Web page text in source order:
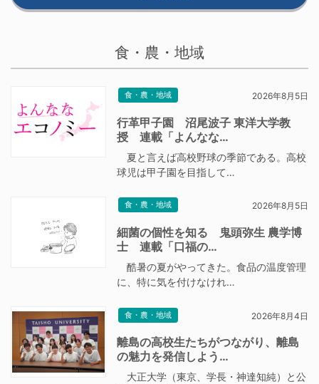
食・農・地域
食・農・地域 2026年8月5日
行革甲子園 沼尾波子 東洋大学教
授 連載「よんなな…
夏と言えば高校野球の季節である。高校
球児は甲子園を目指して…
食・農・地域 2026年8月5日
細菌の個性を知る 鬼頭弥生 農学博
士 連載「口福の…
酷暑の夏がやってきた。食品の温度管理
に、特に気を付けなけれ…
食・農・地域 2026年8月4日
離島の高校生たちがつながり、離島
の魅力を発信しよう…
大正大学（東京、学長・神達知純）と公